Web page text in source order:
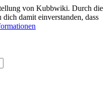
von Kubbwiki. Durch die
damit einverstanden, dass